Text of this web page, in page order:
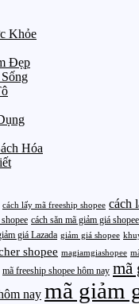
Khỏe
Đẹp
Hóa
cách lấy mã freeship shopee cách
cách săn mã giảm giá shopee
giá Lazada giảm giá shopee
shopee magiamgiashopee
mã freeship shopee hôm nay mã
nay mã giảm